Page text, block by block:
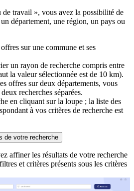
travail », vous avez la possibilité de
département, une région, un pays ou
sur une commune et ses
un rayon de recherche compris entre
la valeur sélectionnée est de 10 km).
offres sur deux départements, vous
recherches séparées.
en cliquant sur la loupe ; la liste des
à vos critères de recherche est
de votre recherche
affiner les résultats de votre recherche
et critères présents sous les critères